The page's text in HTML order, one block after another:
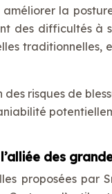
la
des difficultés à
traditionnelles,
risques de
des
proposées par